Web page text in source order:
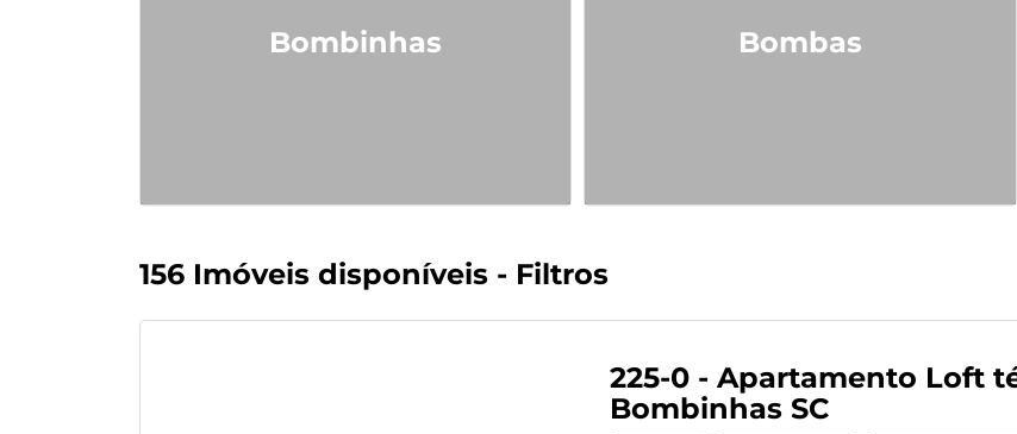
Bombinhas Bombas
156 Imóveis disponíveis - Filtros
225-0 - Apartamento Loft
Bombinhas SC